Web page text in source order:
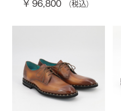
¥ 96,800